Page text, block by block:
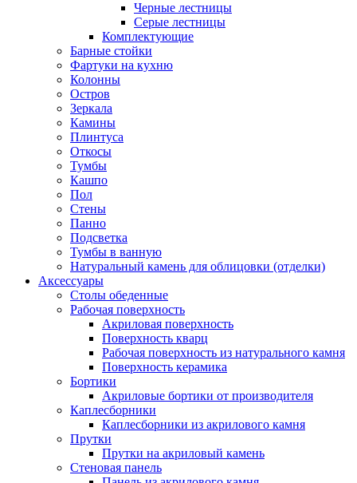
Черные лестницы
Серые лестницы
Комплектующие
Барные стойки
Фартуки на кухню
Колонны
Остров
Зеркала
Камины
Плинтуса
Откосы
Тумбы
Кашпо
Пол
Стены
Панно
Подсветка
Тумбы в ванную
Натуральный камень для облицовки (отделки)
Аксессуары
Столы обеденные
Рабочая поверхность
Акриловая поверхность
Поверхность кварц
Рабочая поверхность из натурального камня
Поверхность керамика
Бортики
Акриловые бортики от производителя
Каплесборники
Каплесборники из акрилового камня
Прутки
Прутки на акриловый камень
Стеновая панель